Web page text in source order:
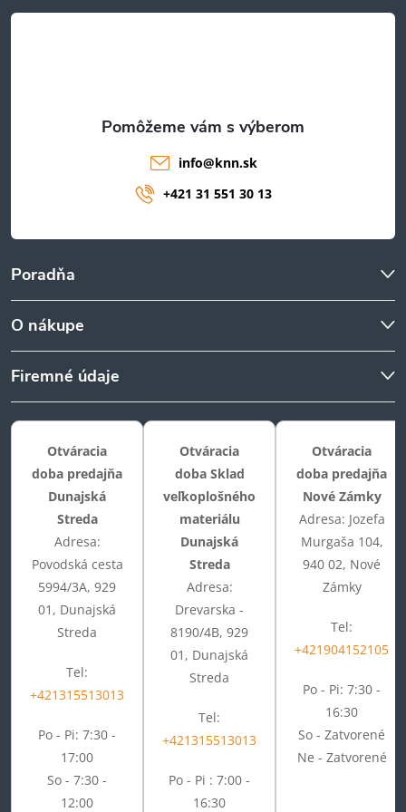
t
Poradňa
O nákupe
Firemné údaje
info@knn.sk
+421 31 551 30 13
Otváracia
doba predajňa
Dunajská
Streda
Adresa:
Povodská cesta
5994/3A, 929
01, Dunajská
Streda
Tel:
+421315513013
Po - Pi: 7:30 -
17:00
So - 7:30 -
12:00
Otváracia
doba Sklad
veľkoplošného
materiálu
Dunajská
Streda
Adresa:
Drevarska -
8190/4B, 929
01, Dunajská
Streda
Tel:
+421315513013
Po - Pi : 7:00 -
16:30
Otváracia
doba predajňa
Nové Zámky
Adresa: Jozefa
Murgaša 104,
940 02, Nové
Zámky
Tel:
+421904152105
Po - Pi: 7:30 -
16:30
So - Zatvorené
Ne - Zatvorené